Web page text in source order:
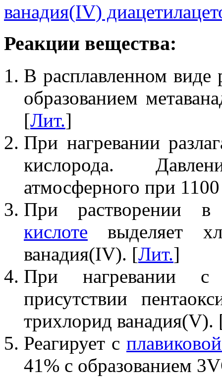
ванадия(IV)
Реакции вещества:
В расплавленном виде
образованием
[Лит.]
При нагревании
кислорода.
атмосферного при
При растворении в
кислоте выделяет
ванадия(IV). [Лит.]
При нагревании
присутствии
трихлорид ванадия(V).
Реагирует с
41% с образованием